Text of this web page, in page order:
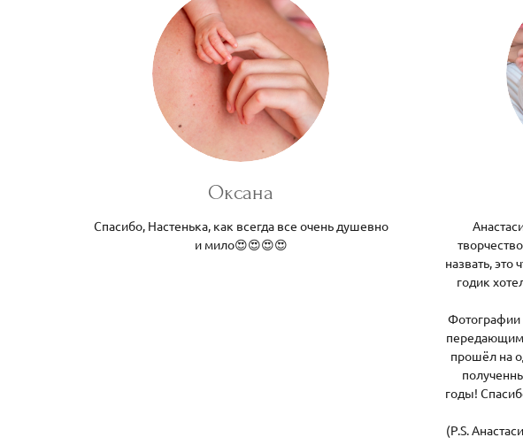
Оксана
Спасибо, Настенька, как всегда все очень душевно
и мило😍😍😍😍
назвать,
годик
Фотографии
прошёл на
годы!
(P.S.